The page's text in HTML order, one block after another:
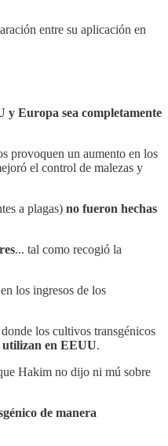
entre su aplicación en
y Europa sea completamente
provoquen un aumento en los
el control de malezas y
a plagas) no fueron hechas
... tal como recogió la
los ingresos de los
los cultivos transgénicos
utilizan en EEUU.
Hakim no dijo ni mú sobre
de manera